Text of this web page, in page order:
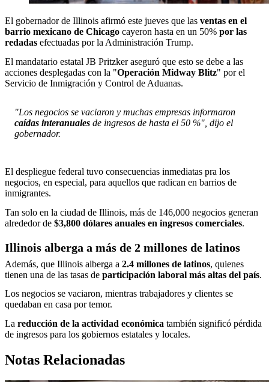
El gobernador de Illinois afirmó este jueves que las ventas en el
barrio mexicano de Chicago cayeron hasta en un 50% por las
redadas efectuadas por la Administración Trump.
El mandatario estatal JB Pritzker aseguró que esto se debe a las
acciones desplegadas con la "Operación Midway Blitz" por el
Servicio de Inmigración y Control de Aduanas.
"Los negocios se vaciaron y muchas empresas informaron
caídas interanuales de ingresos de hasta el 50 %", dijo el
gobernador.
El despliegue federal tuvo consecuencias inmediatas pra los
negocios, en especial, para aquellos que radican en barrios de
inmigrantes.
Tan solo en la ciudad de Illinois, más de 146,000 negocios generan
alrededor de $3,800 dólares anuales en ingresos comerciales.
Illinois alberga a más de 2 millones de latinos
Además, que Illinois alberga a 2.4 millones de latinos, quienes
tienen una de las tasas de participación laboral más altas del país.
Los negocios se vaciaron, mientras trabajadores y clientes se
quedaban en casa por temor.
La reducción de la actividad económica también significó pérdida
de ingresos para los gobiernos estatales y locales.
Notas Relacionadas